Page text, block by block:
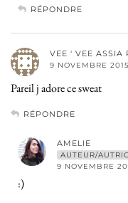
RÉPONDRE
VEE ' VEE ASSIA
9 NOVEMBRE
Pareil j adore ce sweat
RÉPONDRE
AMELIE
AUTEUR/
9 NOVEMBRE
:)